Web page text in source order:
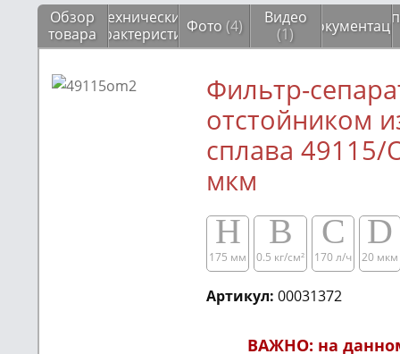
Обзор
товара
Технические
характеристикиФото (4)
Видео
(1)
Фильтр-
отстойником
сплава
мкм
H
175 мм
B
0.5 кг/см²​​
C
170 л/ч
D
20 мкм
Артикул: 00031372
ВАЖНО: на